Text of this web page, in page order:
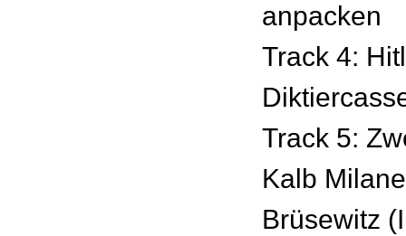
anpacken
Track 4:
Track 5:
Kalb
Brüsewitz